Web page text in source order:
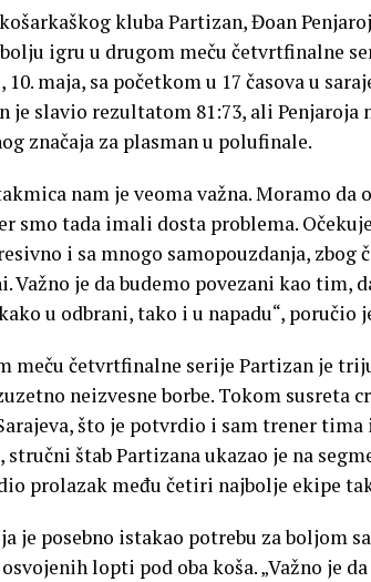
kluba Partizan, Đoan
igru u drugom meču četvrtfinalne
10. maja, sa početkom u 17 časova u
je slavio rezultatom 81:73, ali Penjaroja
značaja za plasman u polufinale.
nam je veoma važna. Moramo
smo tada imali dosta problema.
i sa mnogo samopouzdanja, zbog
Važno je da budemo povezani kao tim,
u odbrani, tako i u napadu“, poručio
meču četvrtfinalne serije Partizan je
neizvesne borbe. Tokom susreta
što je potvrdio i sam trener tima
stručni štab Partizana ukazao je na
prolazak među četiri najbolje ekipe
je posebno istakao potrebu za boljom
lopti pod oba koša. „Važno je